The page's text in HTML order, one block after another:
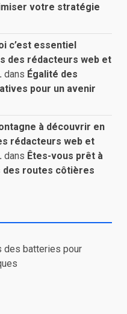
votre stratégie
c’est essentiel
des rédacteurs web et
dans Égalité des
pour un avenir
à découvrir en
rédacteurs web et
dans Êtes-vous prêt à
routes côtières
des batteries pour